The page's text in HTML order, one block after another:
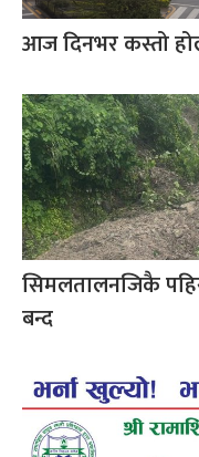
आज दिनभर कस्तो
सिमलतालनजिकै
बन्द